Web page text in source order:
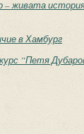
– живата
в Хамбург
“Петя